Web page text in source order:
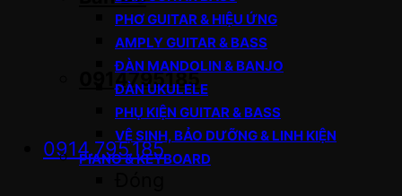
0914795185
0914.795.185
PHƠ GUITAR & HIỆU ỨNG
AMPLY GUITAR & BASS
ĐÀN MANDOLIN & BANJO
ĐÀN UKULELE
PHỤ KIỆN GUITAR & BASS
VỆ SINH, BẢO DƯỠNG & LINH KIỆN
PIANO & KEYBOARD